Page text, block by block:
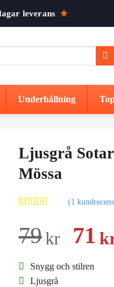
leverans ★
Underhållning
Ljusgrå
Mössa
baserat på
kundrecension
(1
79kr
Det
71
Snygg och stilren
Ljusgrå